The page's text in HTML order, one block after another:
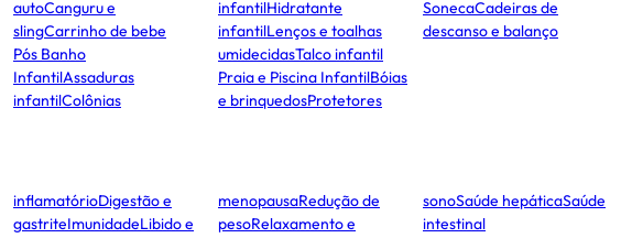
autoCanguru e
slingCarrinho de bebe
Pós Banho
InfantilAssaduras
infantilColônias
infantilHidratante
infantilLenços e toalhas
umidecidasTalco infantil
Praia e Piscina InfantilBóias
e brinquedosProtetores
SonecaCadeiras de
descanso e balanço
inflamatórioDigestão e
gastriteImunidadeLibido e
menopausaRedução de
pesoRelaxamento e
sonoSaúde hepáticaSaúde
intestinal